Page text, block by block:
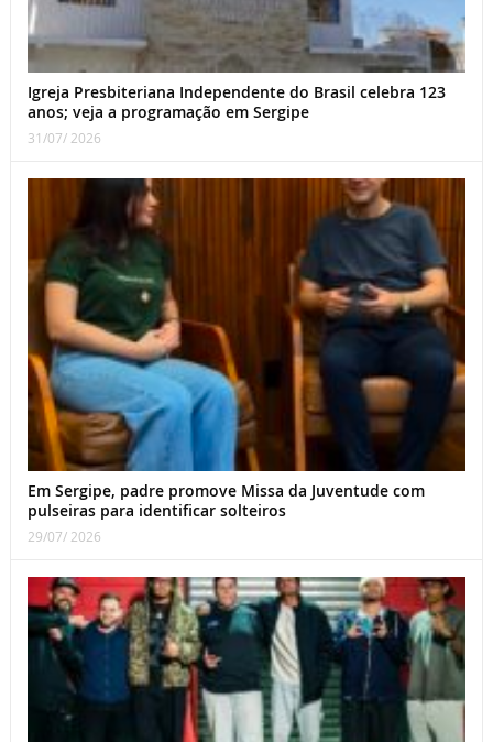
Igreja Presbiteriana Independente do Brasil celebra 123
anos; veja a programação em Sergipe
31/07/ 2026
Em Sergipe, padre promove Missa da Juventude com
pulseiras para identificar solteiros
29/07/ 2026